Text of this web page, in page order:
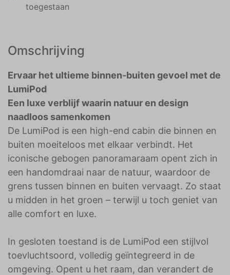
toegestaan
Omschrijving
Ervaar het ultieme binnen-buiten gevoel met de
LumiPod
Een luxe verblijf waarin natuur en design
naadloos samenkomen
De LumiPod is een high-end cabin die binnen en
buiten moeiteloos met elkaar verbindt. Het
iconische gebogen panoramaraam opent zich in
een handomdraai naar de natuur, waardoor de
grens tussen binnen en buiten vervaagt. Zo staat
u midden in het groen – terwijl u toch geniet van
alle comfort en luxe.
In gesloten toestand is de LumiPod een stijlvol
toevluchtsoord, volledig geïntegreerd in de
omgeving. Opent u het raam, dan verandert de